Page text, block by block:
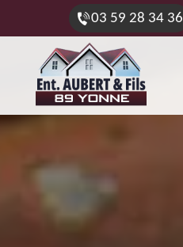
03 59 28 34 36